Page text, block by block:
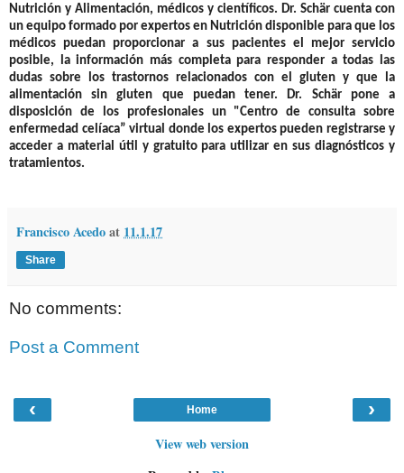
Nutrición y Alimentación, médicos y científicos. Dr. Schär cuenta con
un equipo formado por expertos en Nutrición disponible para que los
médicos puedan proporcionar a sus pacientes el mejor servicio
posible, la información más completa para responder a todas las
dudas sobre los trastornos relacionados con el gluten y que la
alimentación sin gluten que puedan tener. Dr. Schär pone a
disposición de los profesionales un "Centro de consulta sobre
enfermedad celíaca” virtual donde los expertos pueden registrarse y
acceder a material útil y gratuito para utilizar en sus diagnósticos y
tratamientos.
Francisco Acedoat 11.1.17
Share
No comments:
Post a Comment
‹ ›
Home
View web version